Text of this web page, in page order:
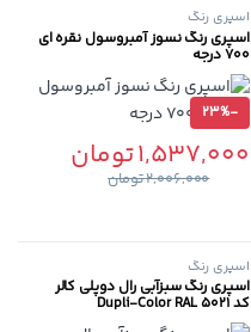
اسپری رنگ
اسپری رنگ نسوز آمبروسول نقره ای
700 درجه
-
23%
1,537,000تومان
2,006,000تومان
اسپری رنگ
اسپری رنگ سبزآبی رال دوپلی کالر
کد Dupli-Color RAL 5021